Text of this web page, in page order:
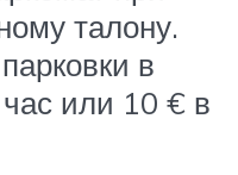
талону.
в
или 10 € в